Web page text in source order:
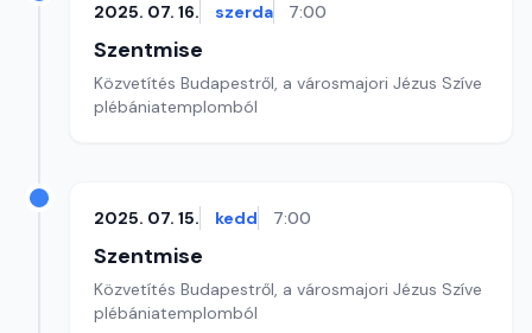
2025. 07. 16. szerda 7:00
Szentmise
Közvetítés Budapestről, a városmajori Jézus Szíve
plébániatemplomból
2025. 07. 15. kedd 7:00
Szentmise
Közvetítés Budapestről, a városmajori Jézus Szíve
plébániatemplomból